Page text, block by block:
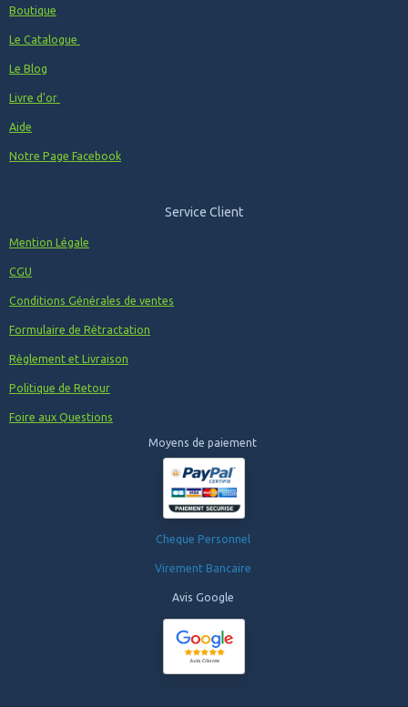
Boutique
Le Catalogue
Le Blog
Livre d'or
Aide
Notre Page Facebook
Service Client
Mention Légale
CGU
Conditions Générales de ventes
Formulaire de Rétractation
Règlement et Livraison
Politique de Retour
Foire aux Questions
Moyens de paiement
Cheque Personnel
Virement Bancaire
Avis Google